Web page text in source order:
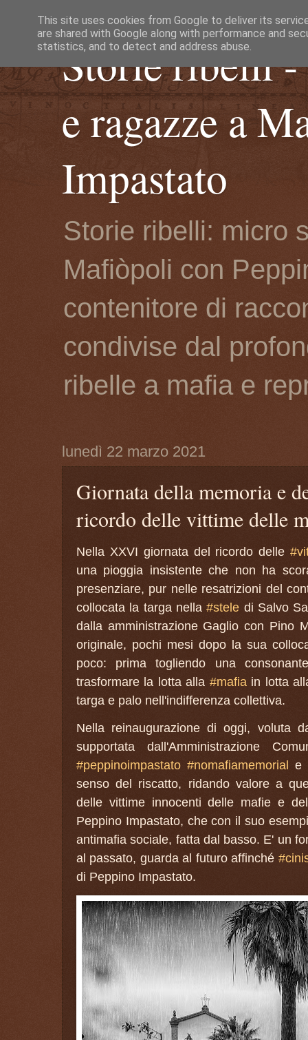
Storie ribelli -
e ragazze a
Impastato
Storie ribelli: micro
Mafiòpoli con
contenitore di
condivise dal
ribelle a mafia e
lunedì 22 marzo 2021
Giornata della memoria e
ricordo delle vittime delle
Nella XXVI giornata del ricordo delle
una pioggia insistente che non ha
presenziare, pur nelle resatrizioni del
collocata la targa nella#stele di Salvo
dalla amministrazione Gaglio con Pino
originale, pochi mesi dopo la sua
poco: prima togliendo una
trasformare la lotta alla #mafia in lotta
targa e palo nell'indifferenza collettiva.
Nella reinaugurazione di oggi, voluta
supportata dall'Amministrazione
#peppinoimpastato #nomafiamemorial e
senso del riscatto, ridando valore a
delle vittime innocenti delle mafie e
Peppino Impastato, che con il suo
antimafia sociale, fatta dal basso. E' un
al passato, guarda al futuro affinché
di Peppino Impastato.
This site uses cookies from Google to deliver its
are shared with Google along with performance and
statistics, and to detect and address abuse.